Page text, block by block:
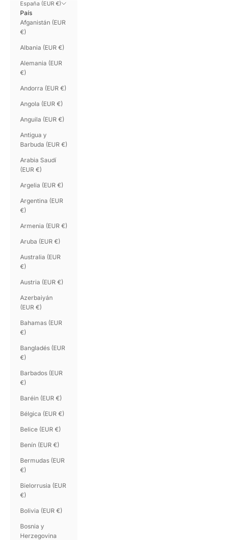
España (EUR €)
País
Afganistán (EUR
€)
Albania (EUR €)
Alemania (EUR
€)
Andorra (EUR €)
Angola (EUR €)
Anguila (EUR €)
Antigua y
Barbuda (EUR €)
Arabia Saudí
(EUR €)
Argelia (EUR €)
Argentina (EUR
€)
Armenia (EUR €)
Aruba (EUR €)
Australia (EUR
€)
Austria (EUR €)
Azerbaiyán
(EUR €)
Bahamas (EUR
€)
Bangladés (EUR
€)
Barbados (EUR
€)
Baréin (EUR €)
Bélgica (EUR €)
Belice (EUR €)
Benín (EUR €)
Bermudas (EUR
€)
Bielorrusia (EUR
€)
Bolivia (EUR €)
Bosnia y
Herzegovina